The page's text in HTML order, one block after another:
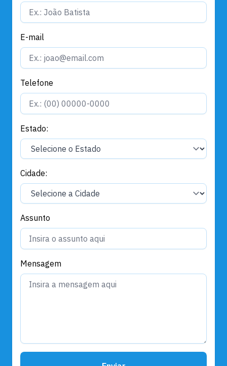
E-mail
Telefone
Estado:
Cidade:
Assunto
Mensagem